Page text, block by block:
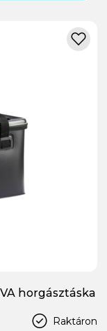
horgásztáska
Raktáron